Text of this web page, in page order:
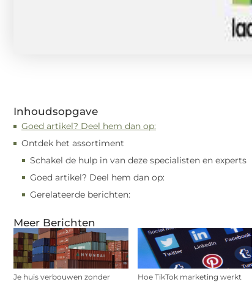
Inhoudsopgave
Goed artikel? Deel hem dan op:
Ontdek het assortiment
Schakel de hulp in van deze specialisten en experts
Goed artikel? Deel hem dan op:
Gerelateerde berichten:
Meer Berichten
Je huis verbouwen zonder
Hoe TikTok marketing werkt